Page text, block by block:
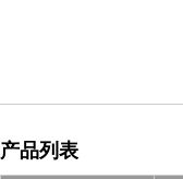
产品列表